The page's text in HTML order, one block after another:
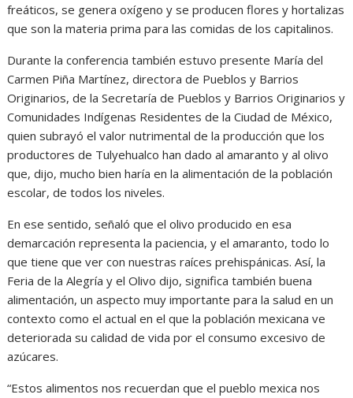
freáticos, se genera oxígeno y se producen flores y hortalizas
que son la materia prima para las comidas de los capitalinos.
Durante la conferencia también estuvo presente María del
Carmen Piña Martínez, directora de Pueblos y Barrios
Originarios, de la Secretaría de Pueblos y Barrios Originarios y
Comunidades Indígenas Residentes de la Ciudad de México,
quien subrayó el valor nutrimental de la producción que los
productores de Tulyehualco han dado al amaranto y al olivo
que, dijo, mucho bien haría en la alimentación de la población
escolar, de todos los niveles.
En ese sentido, señaló que el olivo producido en esa
demarcación representa la paciencia, y el amaranto, todo lo
que tiene que ver con nuestras raíces prehispánicas. Así, la
Feria de la Alegría y el Olivo dijo, significa también buena
alimentación, un aspecto muy importante para la salud en un
contexto como el actual en el que la población mexicana ve
deteriorada su calidad de vida por el consumo excesivo de
azúcares.
“Estos alimentos nos recuerdan que el pueblo mexica nos